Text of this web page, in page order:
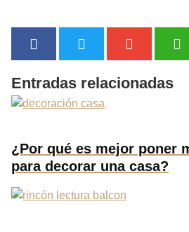
Entradas relacionadas
¿Por qué es mejor poner
para decorar una casa?